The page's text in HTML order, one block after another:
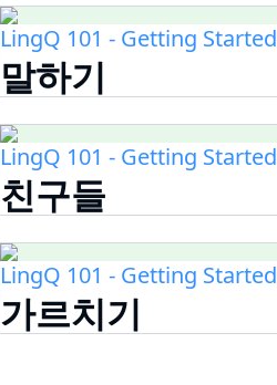
LingQ 101 - Getting Started
말하기
LingQ 101 - Getting Started
친구들
LingQ 101 - Getting Started
가르치기